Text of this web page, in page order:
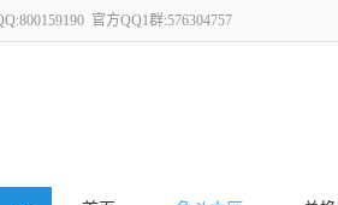
官方QQ1群:576304757